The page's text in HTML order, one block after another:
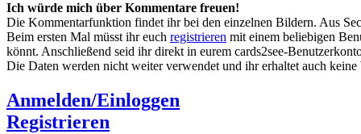
Ich würde mich über Kommentare freuen!
Die Kommentarfunktion findet ihr bei den einzelnen Bildern. Aus
Beim ersten Mal müsst ihr euch registrieren mit einem beliebigen
könnt. Anschließend seid ihr direkt in eurem cards2see-
Die Daten werden nicht weiter verwendet und ihr erhaltet auch
Anmelden/Einloggen
Registrieren